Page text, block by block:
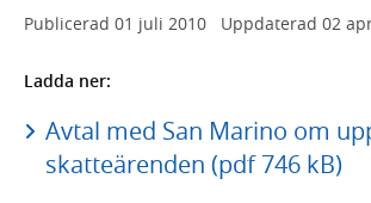
Publicerad 01 juli 2010 Uppdaterad 02
Ladda ner:
Avtal med San Marino om
skatteärenden (pdf 746 kB)